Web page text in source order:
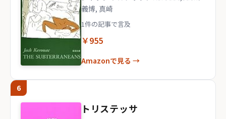
義博, 真崎
1件の記事で言及
￥955
Amazonで見る →
6
トリステッサ